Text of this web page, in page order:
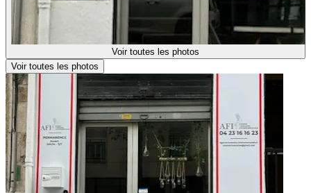
Voir toutes les photos
Voir toutes les photos